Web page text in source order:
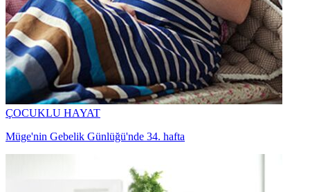
ÇOCUKLU HAYAT
Müge'nin Gebelik Günlüğü'nde 34. hafta